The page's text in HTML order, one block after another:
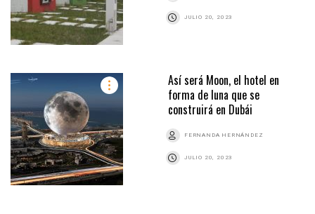
JULIO 20, 2023
Así será Moon, el hotel en
forma de luna que se
construirá en Dubái
FERNANDA HERNÁNDEZ
JULIO 20, 2023